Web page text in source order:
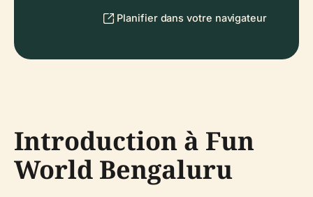
Planifier dans votre navigateur
Introduction à Fun
World Bengaluru